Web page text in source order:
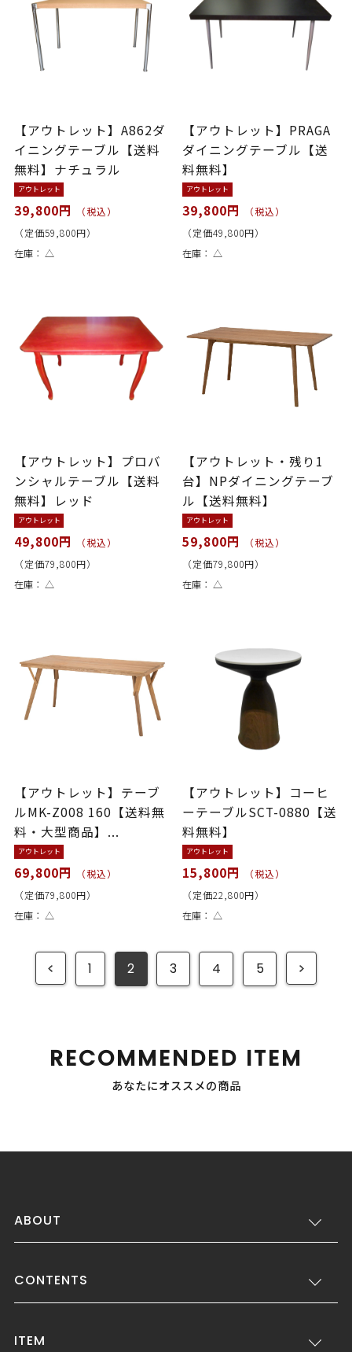
【アウトレット】A862ダ
イニングテーブル【送料
無料】ナチュラル
アウトレット
39,800円
（税込）
（定価59,800円）
在庫： △
【アウトレット】PRAGA
ダイニングテーブル【送
料無料】
アウトレット
39,800円
（税込）
（定価49,800円）
在庫： △
【アウトレット】プロバ
ンシャルテーブル【送料
無料】レッド
アウトレット
49,800円
（税込）
（定価79,800円）
在庫： △
【アウトレット・残り1
台】NPダイニングテーブ
ル【送料無料】
アウトレット
59,800円
（税込）
（定価79,800円）
在庫： △
【アウトレット】テーブ
ルMK-Z008 160【送料無
料・大型商品】...
アウトレット
69,800円
（税込）
（定価79,800円）
在庫： △
【アウトレット】コーヒ
ーテーブルSCT-0880【送
料無料】
アウトレット
15,800円
（税込）
（定価22,800円）
在庫： △
1 2 3 4 5
RECOMMENDED ITEM
あなたにオススメの商品
ABOUT
CONTENTS
ITEM